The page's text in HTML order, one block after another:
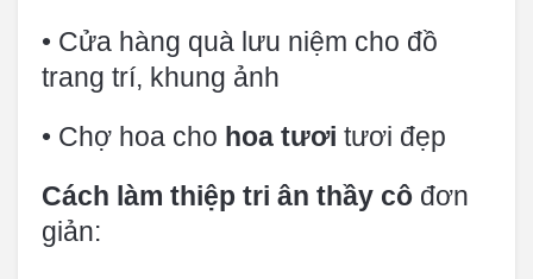
• Cửa hàng quà lưu niệm cho đồ
trang trí, khung ảnh
• Chợ hoa cho hoa tươi tươi đẹp
Cách làm thiệp tri ân thầy cô đơn
giản: